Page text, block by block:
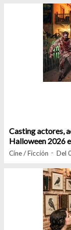
Casting actores,
Halloween 2026
Cine / Ficción Del